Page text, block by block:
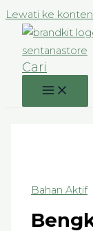
Lewati ke konten
Cari
Bahan Aktif